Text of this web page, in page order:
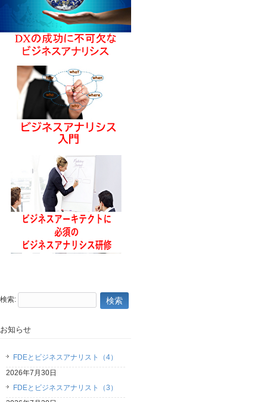
検索:
お知らせ
FDEとビジネスアナリスト（4）
2026年7月30日
FDEとビジネスアナリスト（3）